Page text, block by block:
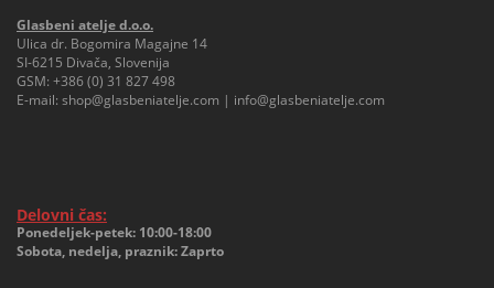
Glasbeni atelje d.o.o.
Ulica dr. Bogomira Magajne 14
SI-6215 Divača, Slovenija
GSM: +386 (0) 31 827 498
E-mail: shop@glasbeniatelje.com | info@glasbeniatelje.com
Delovni čas:
Ponedeljek-petek: 10:00-18:00
Sobota, nedelja, praznik: Zaprto